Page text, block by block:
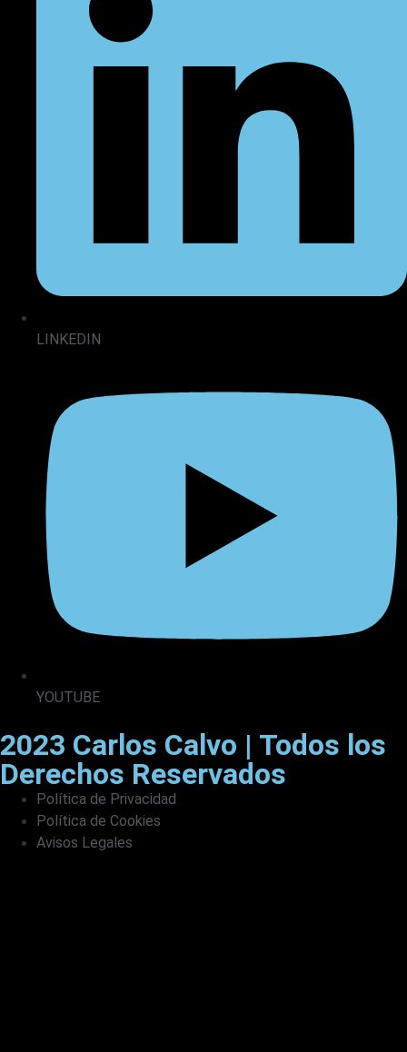
LINKEDIN
YOUTUBE
2023 Carlos Calvo | Todos los
Derechos Reservados
Política de Privacidad
Política de Cookies
Avisos Legales